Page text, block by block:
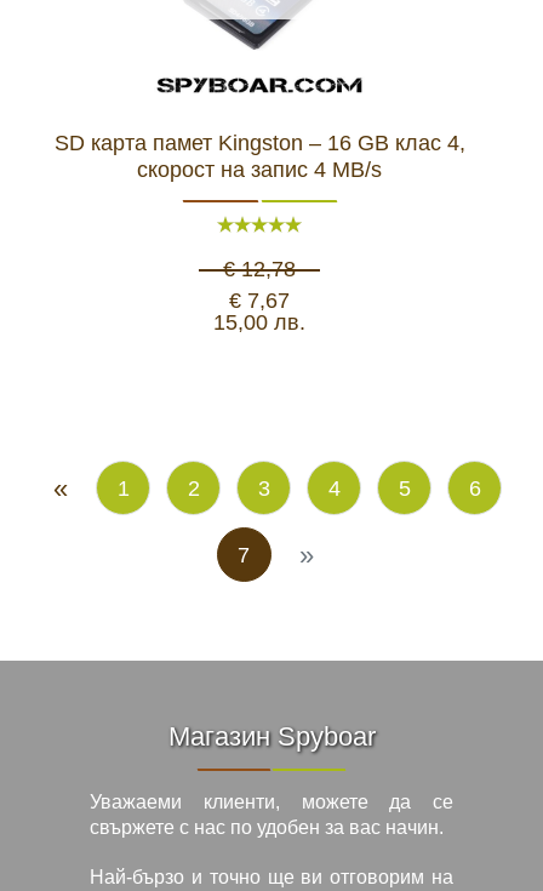
SD карта памет Kingston – 16 GB клас 4,
скорост на запис 4 MB/s
€ 12,78
€ 7,67
15,00 лв.
« 1 2 3 4 5 6
7 »
Магазин Spyboar
Уважаеми клиенти, можете да се
свържете с нас по удобен за вас начин.
Най-бързо и точно ще ви отговорим на